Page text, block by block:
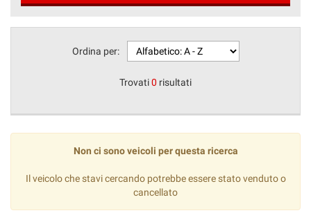
Ordina per:
Trovati0 risultati
Non ci sono veicoli per questa ricerca
Il veicolo che stavi cercando potrebbe essere stato venduto o
cancellato